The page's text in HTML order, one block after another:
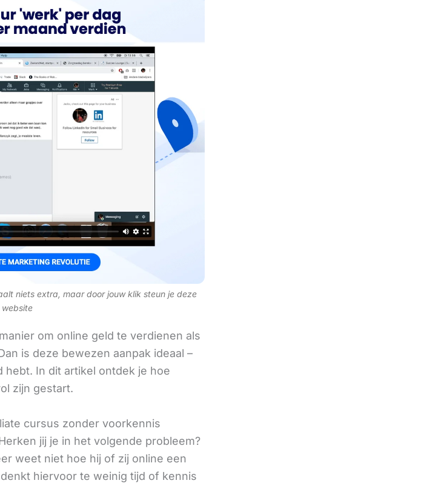
niets extra, maar door jouw klik steun je deze
website
om online geld te verdienen als
is deze bewezen aanpak ideaal –
In dit artikel ontdek je hoe
zijn gestart.
cursus zonder voorkennis
jij je in het volgende probleem?
weet niet hoe hij of zij online een
hiervoor te weinig tijd of kennis